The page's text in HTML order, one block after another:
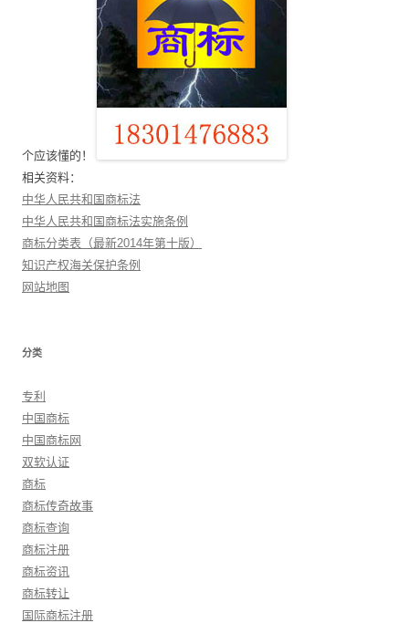
个应该懂的！
相关资料：
中华人民共和国商标法
中华人民共和国商标法实施条例
商标分类表（最新2014年第十版）
知识产权海关保护条例
网站地图
分类
专利
中国商标
中国商标网
双软认证
商标
商标传奇故事
商标查询
商标注册
商标资讯
商标转让
国际商标注册